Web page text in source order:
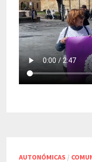
AUTONÓMICAS /